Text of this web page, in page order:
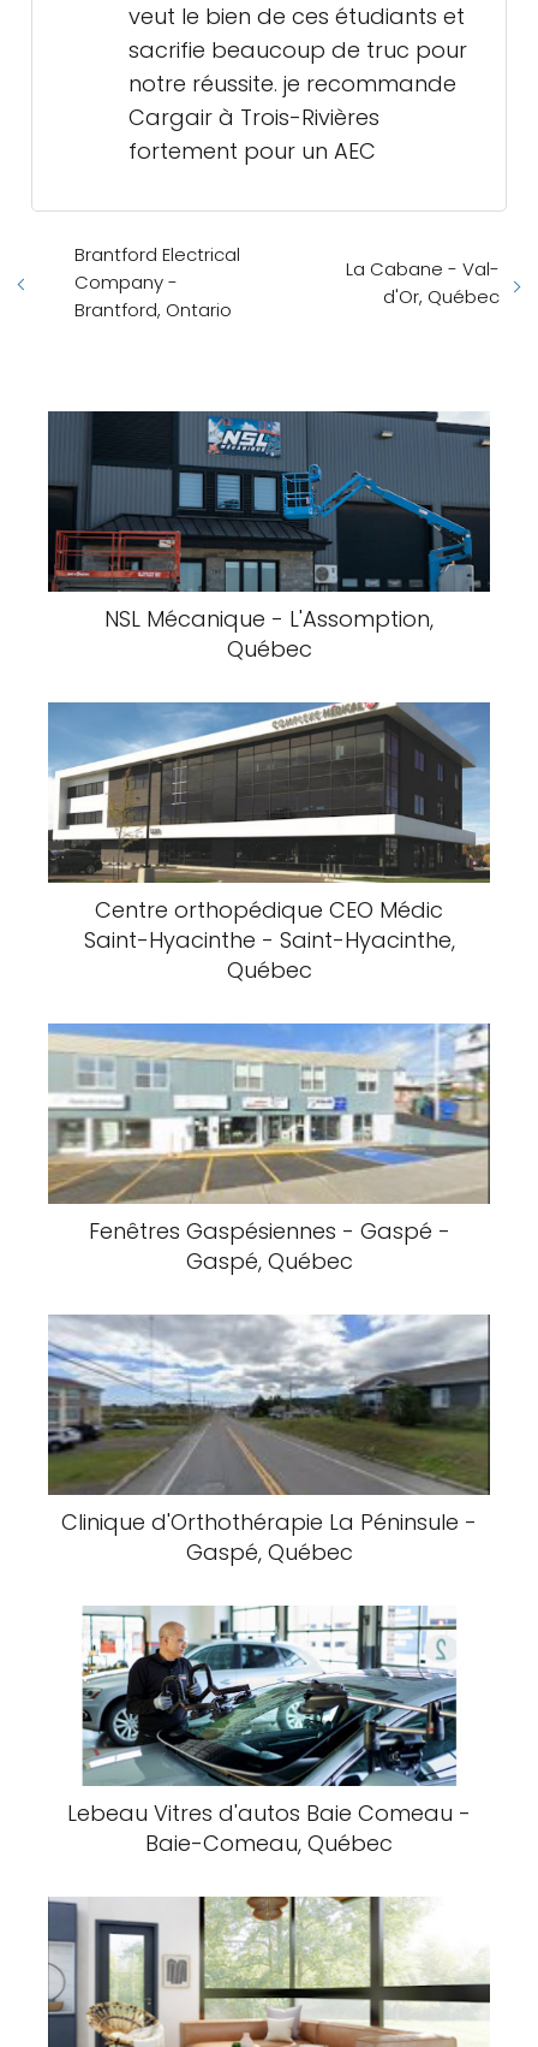
veut le bien de ces étudiants et
sacrifie beaucoup de truc pour
notre réussite. je recommande
Cargair à Trois-Rivières
fortement pour un AEC
Brantford Electrical
Company -
Brantford, Ontario
La Cabane - Val-
d'Or, Québec
NSL Mécanique - L'Assomption,
Québec
Centre orthopédique CEO Médic
Saint-Hyacinthe - Saint-Hyacinthe,
Québec
Fenêtres Gaspésiennes - Gaspé -
Gaspé, Québec
Clinique d'Orthothérapie La Péninsule -
Gaspé, Québec
Lebeau Vitres d'autos Baie Comeau -
Baie-Comeau, Québec